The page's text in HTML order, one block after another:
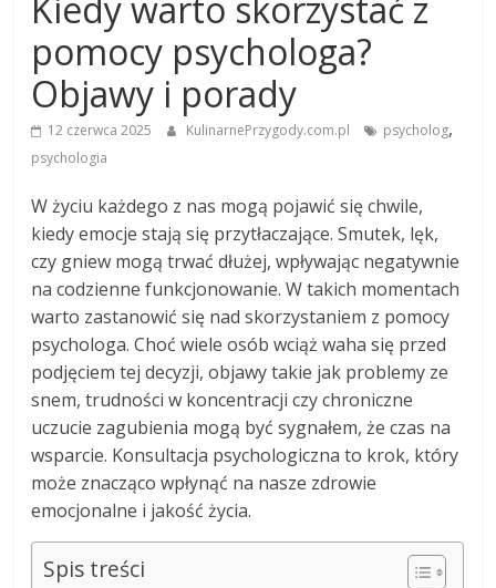
Kiedy warto skorzystać z
pomocy psychologa?
Objawy i porady
12 czerwca 2025 KulinarnePrzygody.com.pl psycholog,
psychologia
W życiu każdego z nas mogą pojawić się chwile,
kiedy emocje stają się przytłaczające. Smutek, lęk,
czy gniew mogą trwać dłużej, wpływając negatywnie
na codzienne funkcjonowanie. W takich momentach
warto zastanowić się nad skorzystaniem z pomocy
psychologa. Choć wiele osób wciąż waha się przed
podjęciem tej decyzji, objawy takie jak problemy ze
snem, trudności w koncentracji czy chroniczne
uczucie zagubienia mogą być sygnałem, że czas na
wsparcie. Konsultacja psychologiczna to krok, który
może znacząco wpłynąć na nasze zdrowie
emocjonalne i jakość życia.
Spis treści